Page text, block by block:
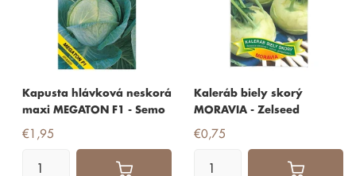
Kapusta hlávková neskorá
maxi MEGATON F1 - Semo
€1,95
Kaleráb biely skorý
MORAVIA - Zelseed
€0,75